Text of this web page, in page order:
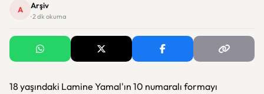
A Arşiv
· 2 dk okuma
18 yaşındaki Lamine Yamal'ın 10 numaralı formayı